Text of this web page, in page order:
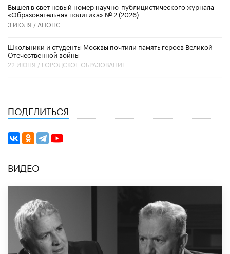
Вышел в свет новый номер научно-публицистического журнала
«Образовательная политика» № 2 (2026)
3 ИЮЛЯ / АНОНС
Школьники и студенты Москвы почтили память героев Великой
Отечественной войны
22 ИЮНЯ / ГОРОДСКОЕ ОБРАЗОВАНИЕ
ПОДЕЛИТЬСЯ
ВИДЕО